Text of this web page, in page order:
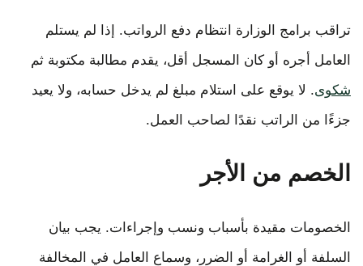
تراقب برامج الوزارة انتظام دفع الرواتب. إذا لم يستلم
العامل أجره أو كان المسجل أقل، يقدم مطالبة مكتوبة ثم
شكوى. لا يوقع على استلام مبلغ لم يدخل حسابه، ولا يعيد
جزءًا من الراتب نقدًا لصاحب العمل.
الخصم من الأجر
الخصومات مقيدة بأسباب ونسب وإجراءات. يجب بيان
السلفة أو الغرامة أو الضرر، وسماع العامل في المخالفة